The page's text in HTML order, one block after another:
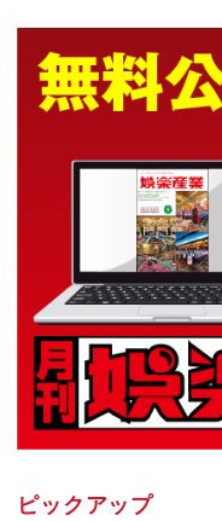
ピックアップ